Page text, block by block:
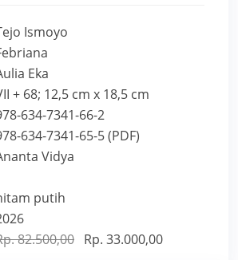
Ismoyo
Eka
+ 68; 12,5 cm x 18,5 cm
634-7341-66-2
634-7341-65-5 (PDF)
Vidya
putih
82.500,00 Rp. 33.000,00